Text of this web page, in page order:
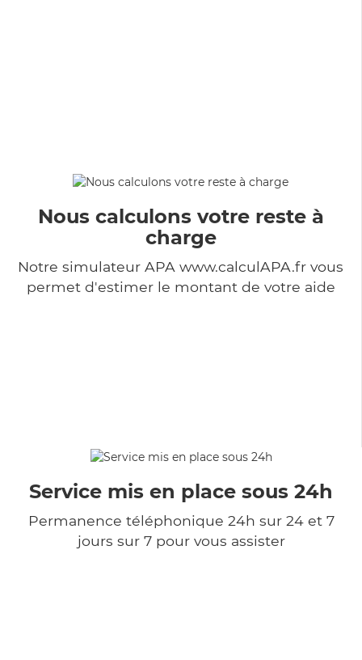
Nous calculons votre reste à
charge
Notre simulateur APA www.calculAPA.fr vous
permet d'estimer le montant de votre aide
Service mis en place sous 24h
Permanence téléphonique 24h sur 24 et 7
jours sur 7 pour vous assister